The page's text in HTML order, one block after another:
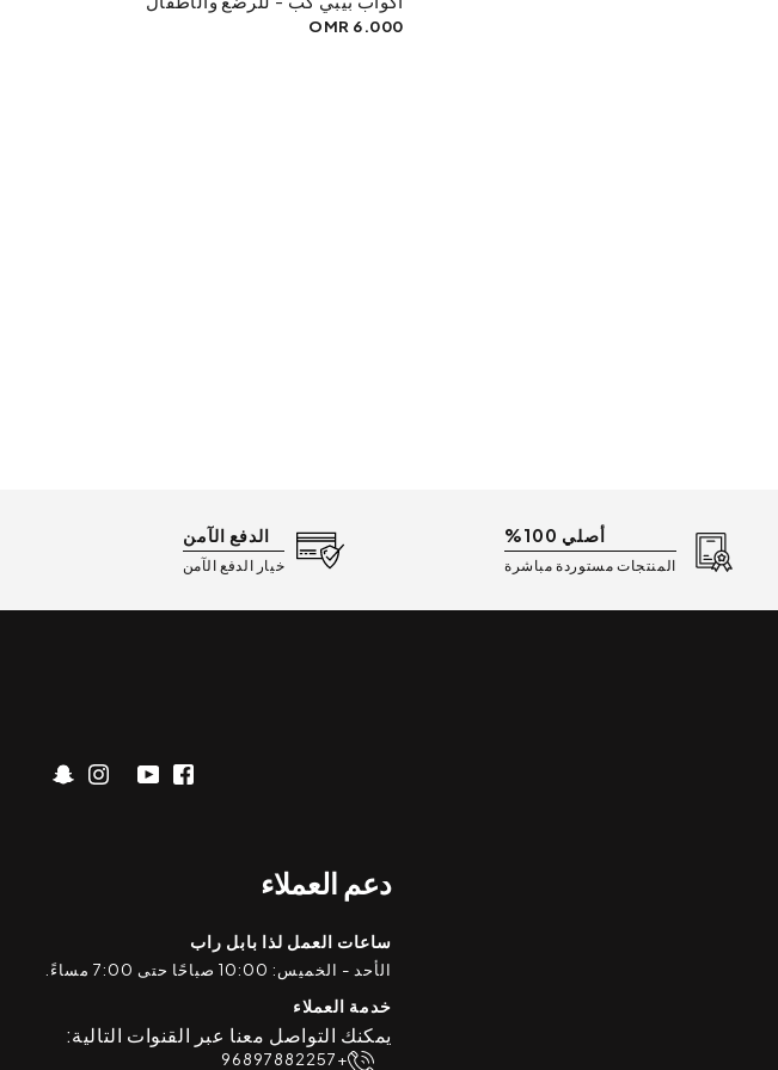
6.000 OMR
أصلي 100%
المنتجات مستوردة مباشرة
الدفع الآمن
خيار الدفع الآمن
دعم العملاء
ساعات العمل لذا بابل راب
الأحد - الخميس: 10:00 صباحًا حتى 7:00 مساءً.
خدمة العملاء
يمكنك التواصل معنا عبر القنوات التالية:
+96897882257